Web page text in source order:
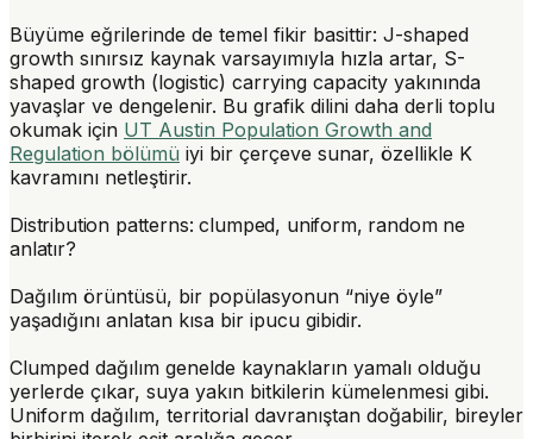
Büyüme eğrilerinde de temel fikir basittir: J-shaped
growth sınırsız kaynak varsayımıyla hızla artar, S-
shaped growth (logistic) carrying capacity yakınında
yavaşlar ve dengelenir. Bu grafik dilini daha derli toplu
okumak için UT Austin Population Growth and
Regulation bölümü iyi bir çerçeve sunar, özellikle K
kavramını netleştirir.
Distribution patterns: clumped, uniform, random ne
anlatır?
Dağılım örüntüsü, bir popülasyonun “niye öyle”
yaşadığını anlatan kısa bir ipucu gibidir.
Clumped dağılım genelde kaynakların yamalı olduğu
yerlerde çıkar, suya yakın bitkilerin kümelenmesi gibi.
Uniform dağılım, territorial davranıştan doğabilir, bireyler